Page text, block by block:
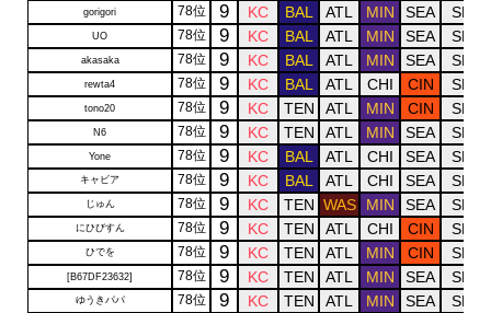
gorigori 78位 9 KC BAL ATL MIN SEA SF
UO 78位 9 KC BAL ATL MIN SEA SF
akasaka 78位 9 KC BAL ATL MIN SEA SF
rewta4 78位 9 KC BAL ATL CHI CIN SF
tono20 78位 9 KC TEN ATL MIN CIN SF
N6 78位 9 KC TEN ATL MIN SEA SF
Yone 78位 9 KC BAL ATL CHI SEA SF
キャビア 78位 9 KC BAL ATL CHI SEA SF
じゅん 78位 9 KC TEN WAS MIN SEA SF
にひびすん 78位 9 KC TEN ATL CHI CIN SF
ひでを 78位 9 KC TEN ATL MIN CIN SF
[B67DF23632] 78位 9 KC TEN ATL MIN SEA SF
ゆうきパパ 78位 9 KC TEN ATL MIN SEA SF